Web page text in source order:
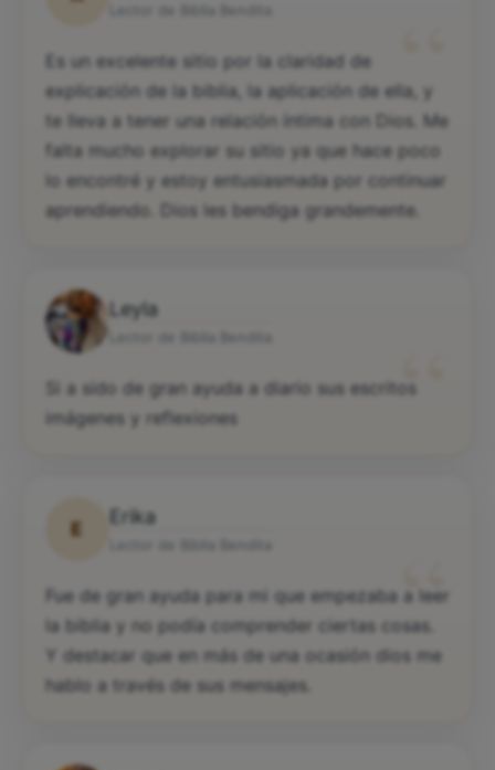
“
Es un excelente sitio por la claridad de
explicación de la biblia, la aplicación de ella, y
te lleva a tener una relación íntima con Dios. Me
falta mucho explorar su sitio ya que hace poco
lo encontré y estoy entusiasmada por continuar
aprendiendo. Dios les bendiga grandemente.
Leyla
“
Si a sido de gran ayuda a diario sus escritos
imágenes y reflexiones
E
Erika
“
Fue de gran ayuda para mi que empezaba a leer
la biblia y no podía comprender ciertas cosas.
Y destacar que en más de una ocasión dios me
hablo a través de sus mensajes.